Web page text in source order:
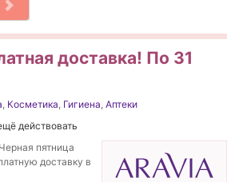
доставка! По 31
Косметика Гигиена Аптеки
действовать
пятница
доставку в